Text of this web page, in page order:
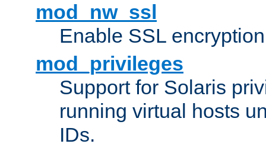
mod_nw_ssl
Enable SSL
mod_privileges
Support for Solaris
running virtual hosts
IDs.